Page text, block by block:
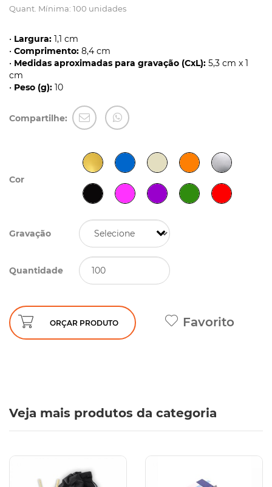
Quant. Mínima: 100 unidades
• Largura: 1,1 cm
• Comprimento: 8,4 cm
• Medidas aproximadas para gravação (CxL): 5,3 cm x 1
cm
• Peso (g): 10
Compartilhe:
Cor
Gravação
Quantidade
ORÇAR PRODUTO Favorito
Veja mais produtos da categoria